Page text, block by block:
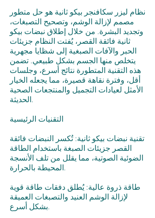
نظام ليزر سكافنجر بيكو ثانية هو حل متطور
مصمم لإزالة الوشم، وتصحيح التصبغات،
وتجديد البشرة. من خلال إطلاق نبضات بيكو
ثانية فائقة القصر، يُفتت النظام جزيئات
الحبر والآفات الصبغية إلى شظايا مجهرية
يتخلص منها الجسم بشكل طبيعي. تضمن
هذه التقنية المتطورة نتائج أسرع، وجلسات
أقل، وفترة نقاهة قصيرة، مما يجعله الخيار
الأمثل لعيادات التجميل والمنتجعات الصحية
الحديثة.
التقنيات الرئيسية
تقنية نبضات بيكو ثانية: تُكسر النبضات فائقة
القصر جزيئات الصبغة باستخدام الطاقة
الضوئية الصوتية، مما يقلل من تلف الأنسجة
المحيطة بالحرارة.
طاقة ذروة عالية: يُطلق دفقات طاقة قوية
لإزالة الوشم العنيد والتصبغات العميقة
بشكل أسرع.